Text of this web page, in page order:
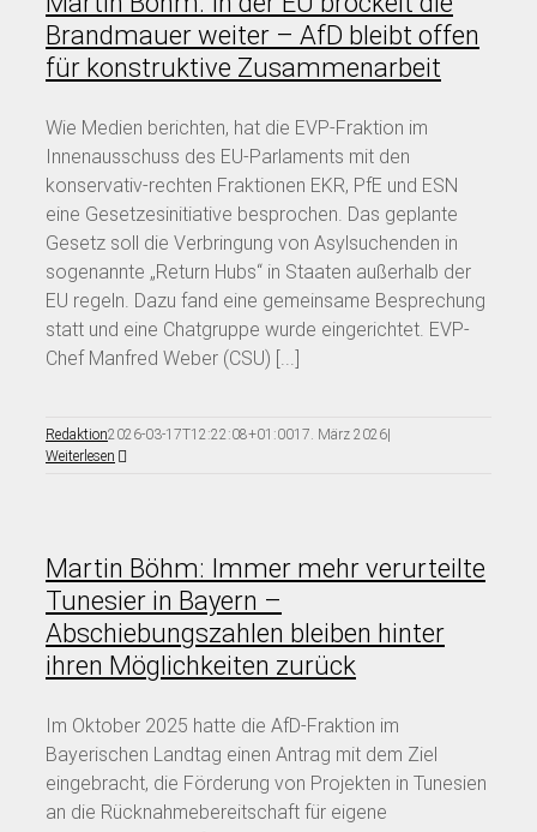
Brandmauer weiter – AfD bleibt offen
für konstruktive Zusammenarbeit
Wie Medien berichten, hat die EVP-Fraktion im
Innenausschuss des EU-Parlaments mit den
konservativ-rechten Fraktionen EKR, PfE und ESN
eine Gesetzesinitiative besprochen. Das geplante
Gesetz soll die Verbringung von Asylsuchenden in
sogenannte „Return Hubs“ in Staaten außerhalb der
EU regeln. Dazu fand eine gemeinsame Besprechung
statt und eine Chatgruppe wurde eingerichtet. EVP-
Chef Manfred Weber (CSU) [...]
Redaktion2026-03-17T12:22:08+01:0017. März 2026|
Weiterlesen
Martin Böhm: Immer mehr verurteilte
Tunesier in Bayern –
Abschiebungszahlen bleiben hinter
ihren Möglichkeiten zurück
Im Oktober 2025 hatte die AfD-Fraktion im
Bayerischen Landtag einen Antrag mit dem Ziel
eingebracht, die Förderung von Projekten in Tunesien
an die Rücknahmebereitschaft für eigene